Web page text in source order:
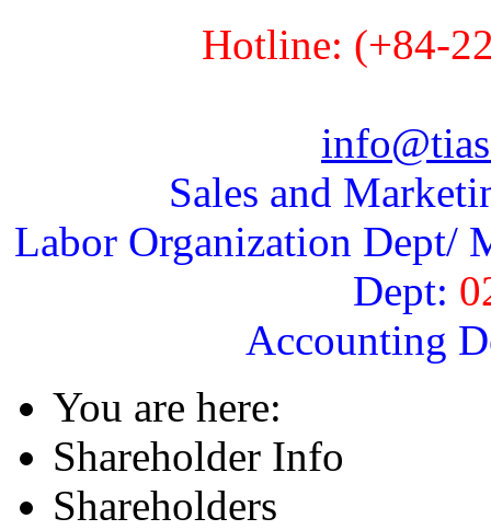
Hotline: (+84-
Sales and
Labor Organization Dept/
Dept:
Accounting
You are here:
Shareholder Info
Shareholders